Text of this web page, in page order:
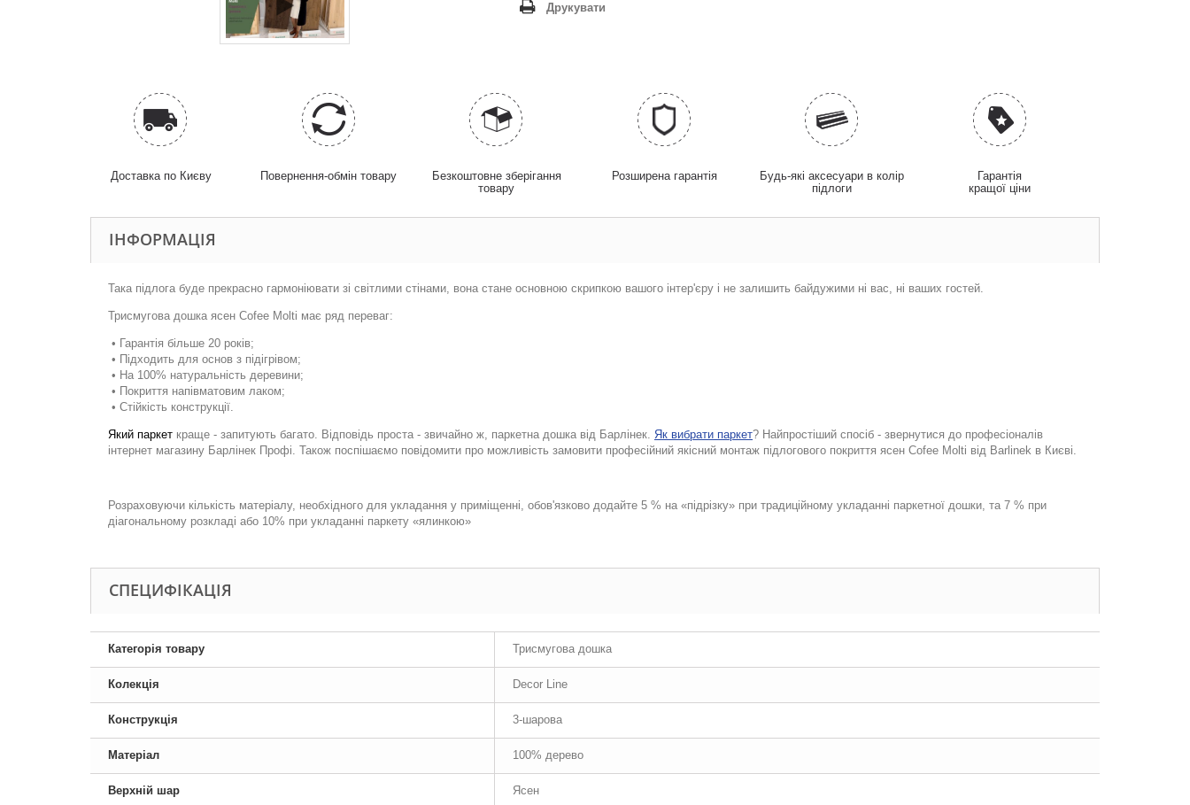
Друкувати
Доставка по Києву Повернення-обмін товару
Безкоштовне зберігання
товару
Розширена гарантія
Будь-які аксесуари в колір
підлоги
Гарантія
кращої ціни
ІНФОРМАЦІЯ
Така підлога буде прекрасно гармоніювати зі світлими стінами, вона стане основною скрипкою вашого інтер'єру і не залишить байдужими ні вас, ні ваших гостей.
Трисмугова дошка ясен Cofee Molti має ряд переваг:
• Гарантія більше 20 років;
• Підходить для основ з підігрівом;
• На 100% натуральність деревини;
• Покриття напівматовим лаком;
• Стійкість конструкції.
Який паркет краще - запитують багато. Відповідь проста - звичайно ж, паркетна дошка від Барлінек. Як вибрати паркет? Найпростіший спосіб - звернутися до професіоналів
інтернет магазину Барлінек Профі. Також поспішаємо повідомити про можливість замовити професійний якісний монтаж підлогового покриття ясен Cofee Molti від Barlinek в Києві.
Розраховуючи кількість матеріалу, необхідного для укладання у приміщенні, обов'язково додайте 5 % на «підрізку» при традиційному укладанні паркетної дошки, та 7 % при
діагональному розкладі або 10% при укладанні паркету «ялинкою»
СПЕЦИФІКАЦІЯ
Категорія товару Трисмугова дошка
Колекція Decor Line
Конструкція 3-шарова
Матеріал 100% дерево
Верхній шар Ясен